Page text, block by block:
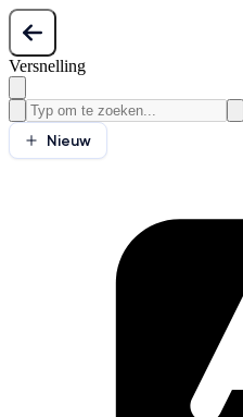
Versnelling
Nieuw